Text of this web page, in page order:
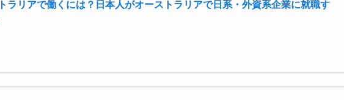
ラリアで働くには？日本人がオーストラリアで日系・外資系企業に就職す